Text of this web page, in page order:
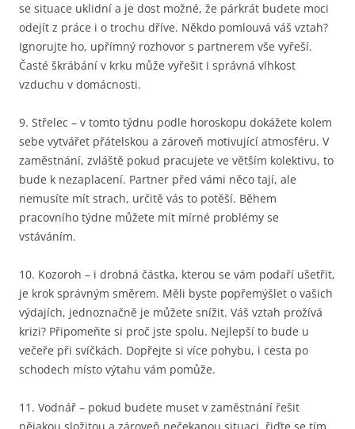
se situace uklidní a je dost možné, že párkrát budete moci
odejít z práce i o trochu dříve. Někdo pomlouvá váš vztah?
Ignorujte ho, upřímný rozhovor s partnerem vše vyřeší.
Časté škrábání v krku může vyřešit i správná vlhkost
vzduchu v domácnosti.
9. Střelec – v tomto týdnu podle horoskopu dokážete kolem
sebe vytvářet přátelskou a zároveň motivující atmosféru. V
zaměstnání, zvláště pokud pracujete ve větším kolektivu, to
bude k nezaplacení. Partner před vámi něco tají, ale
nemusíte mít strach, určitě vás to potěší. Během
pracovního týdne můžete mít mírné problémy se
vstáváním.
10. Kozoroh – i drobná částka, kterou se vám podaří ušetřit,
je krok správným směrem. Měli byste popřemýšlet o vašich
výdajích, jednoznačně je můžete snížit. Váš vztah prožívá
krizi? Připomeňte si proč jste spolu. Nejlepší to bude u
večeře při svíčkách. Dopřejte si více pohybu, i cesta po
schodech místo výtahu vám pomůže.
11. Vodnář – pokud budete muset v zaměstnání řešit